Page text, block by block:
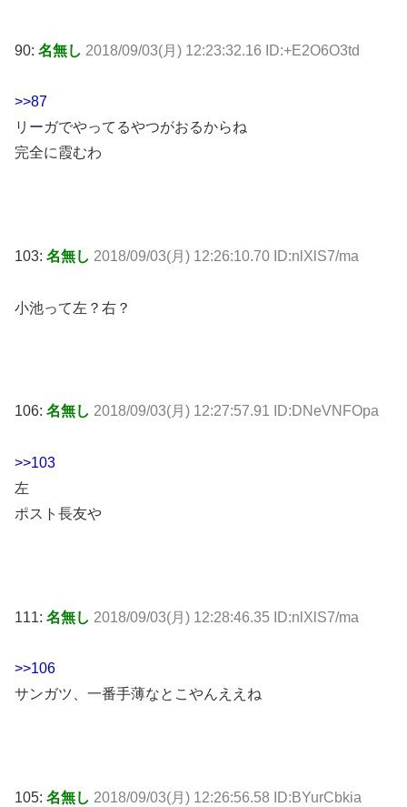
90: 名無し 2018/09/03(月) 12:23:32.16 ID:+E2O6O3td
>>87
リーガでやってるやつがおるからね
完全に霞むわ
103: 名無し 2018/09/03(月) 12:26:10.70 ID:nlXlS7/ma
小池って左？右？
106: 名無し 2018/09/03(月) 12:27:57.91 ID:DNeVNFOpa
>>103
左
ポスト長友や
111: 名無し 2018/09/03(月) 12:28:46.35 ID:nlXlS7/ma
>>106
サンガツ、一番手薄なとこやんええね
105: 名無し 2018/09/03(月) 12:26:56.58 ID:BYurCbkia